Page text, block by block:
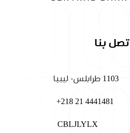
اتصل بنا
1103 طرابلس- ليبيا
+218 21 4441481
CBLJLYLX